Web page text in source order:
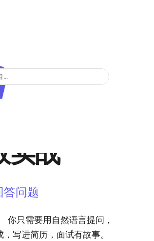
项
实战
问题
你只需要用自然语言提问，
写进简历，面试有故事。